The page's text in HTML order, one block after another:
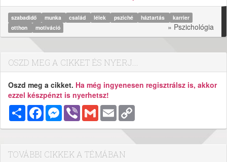
szabadidő munka család lélek psziché háztartás
karrier
otthon
motiváció » Pszichológia
OSZD MEG A CIKKET ÉS NYERJ...
Oszd meg a cikket. Ha még ingyenesen regisztrálsz is, akkor
ezzel készpénzt is nyerhetsz!
MegosztásFacebookMessenger
Viber Gmail Email
TOVÁBBI CIKKEK A TÉMÁBAN